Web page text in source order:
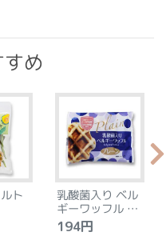
め
ト
乳酸菌入り ベル
ギーワッフル プ
レーン
194円